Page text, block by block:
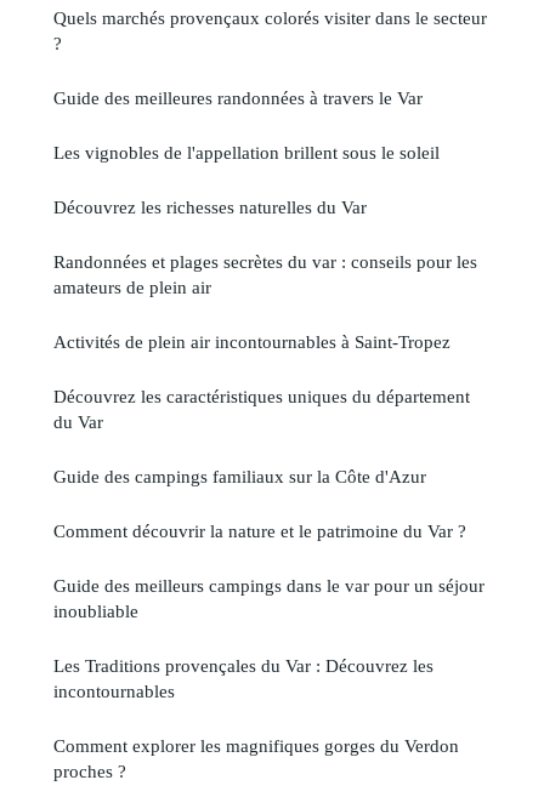
Quels marchés provençaux colorés visiter dans le secteur
?
Guide des meilleures randonnées à travers le Var
Les vignobles de l'appellation brillent sous le soleil
Découvrez les richesses naturelles du Var
Randonnées et plages secrètes du var : conseils pour les
amateurs de plein air
Activités de plein air incontournables à Saint-Tropez
Découvrez les caractéristiques uniques du département
du Var
Guide des campings familiaux sur la Côte d'Azur
Comment découvrir la nature et le patrimoine du Var ?
Guide des meilleurs campings dans le var pour un séjour
inoubliable
Les Traditions provençales du Var : Découvrez les
incontournables
Comment explorer les magnifiques gorges du Verdon
proches ?